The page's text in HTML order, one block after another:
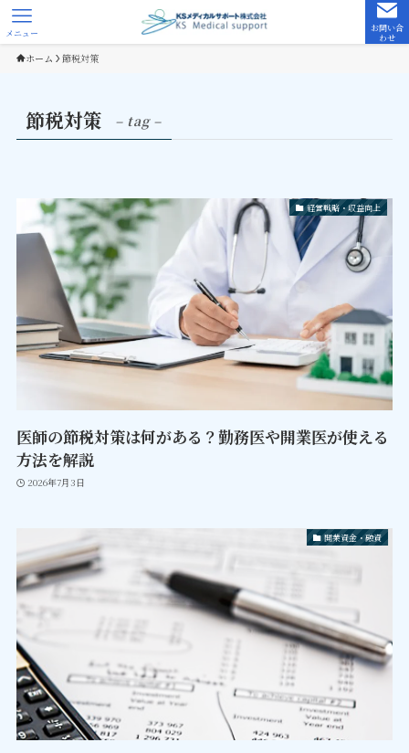
お問い合
わせ
メニュー
ホーム 節税対策
節税対策 – tag –
経営戦略・収益向上
医師の節税対策は何がある？勤務医や開業医が使える
方法を解説
2026年7月3日
開業資金・融資